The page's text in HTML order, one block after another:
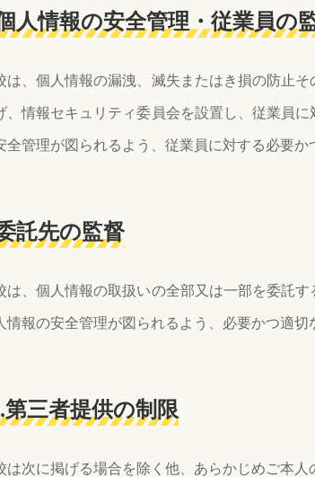
人情報の安全管理・従業員の
は、個人情報の漏洩、滅失またはき損の防止
、情報セキュリティ委員会を設置し、従業員
全管理が図られるよう、従業員に対する必要か
託先の監督
は、個人情報の取扱いの全部又は一部を委託
情報の安全管理が図られるよう、必要かつ適切
第三者提供の制限
は次に掲げる場合を除く他、あらかじめご本